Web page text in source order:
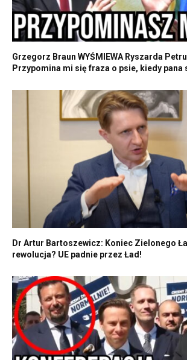
Grzegorz Braun WYŚMIEWA Ryszarda
Przypomina mi się fraza o psie, kiedy pana
Dr Artur Bartoszewicz: Koniec Zielonego
rewolucja? UE padnie przez Ład!